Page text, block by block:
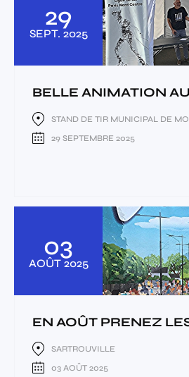
29
SEPT. 2025
BELLE ANIMATION
STAND DE TIR MUNICIPAL DE
29 SEPTEMBRE 2025
03
AOÛT 2025
EN AOÛT PRENEZ
SARTROUVILLE
03 AOÛT 2025